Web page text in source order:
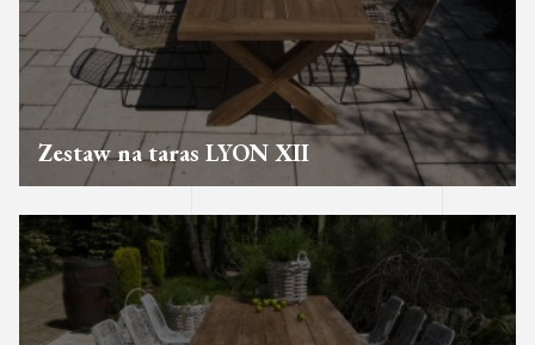
Zestaw na taras LYON XII